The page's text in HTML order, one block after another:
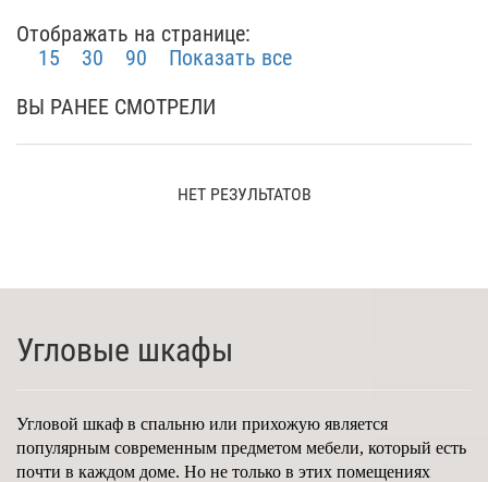
Отображать на странице:
15
30 90
Показать все
ВЫ РАНЕЕ СМОТРЕЛИ
НЕТ РЕЗУЛЬТАТОВ
Угловые шкафы
Угловой шкаф в спальню или прихожую является
популярным современным предметом мебели, который есть
почти в каждом доме. Но не только в этих помещениях